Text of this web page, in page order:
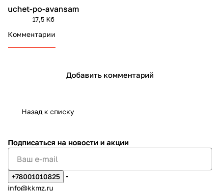
uchet-po-avansam
17,5 Кб
Комментарии
Добавить комментарий
Назад к списку
Подписаться на новости и акции
+78001010825
info@kkmz.ru